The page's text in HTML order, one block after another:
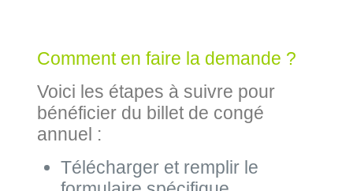
Comment en faire la demande ?
Voici les étapes à suivre pour
bénéficier du billet de congé
annuel :
Télécharger et remplir le